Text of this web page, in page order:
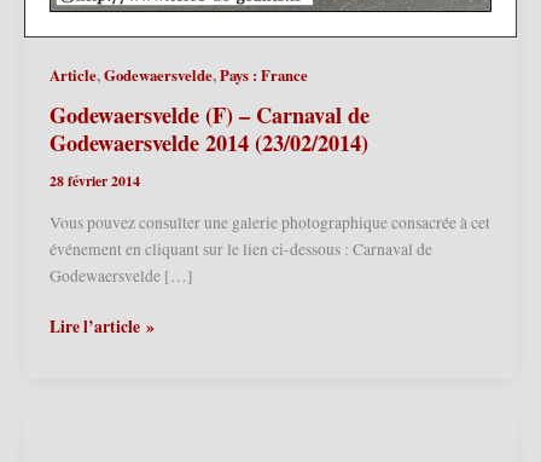
Article,Godewaersvelde,Pays : France
Godewaersvelde (F) – Carnaval de
Godewaersvelde 2014 (23/02/2014)
28 février 2014
Vous pouvez consulter une galerie photographique consacrée à cet
événement en cliquant sur le lien ci-dessous : Carnaval de
Godewaersvelde […]
Godewaersvelde
Lire l’article »